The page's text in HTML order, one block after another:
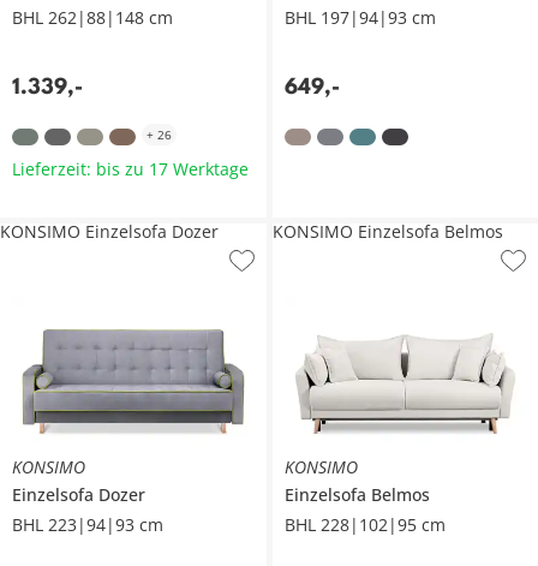
BHL 262|88|148 cm
1.339,-
+ 26
Lieferzeit: bis zu 17 Werktage
BHL 197|94|93 cm
649,-
KONSIMO
Einzelsofa Dozer
BHL 223|94|93 cm
KONSIMO Einzelsofa Dozer
KONSIMO
Einzelsofa Belmos
BHL 228|102|95 cm
KONSIMO Einzelsofa Belmos